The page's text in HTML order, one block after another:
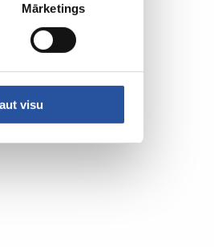
Mārketings
visu